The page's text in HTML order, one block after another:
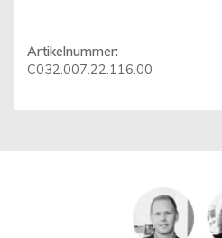
Artikelnummer:
C032.007.22.116.00